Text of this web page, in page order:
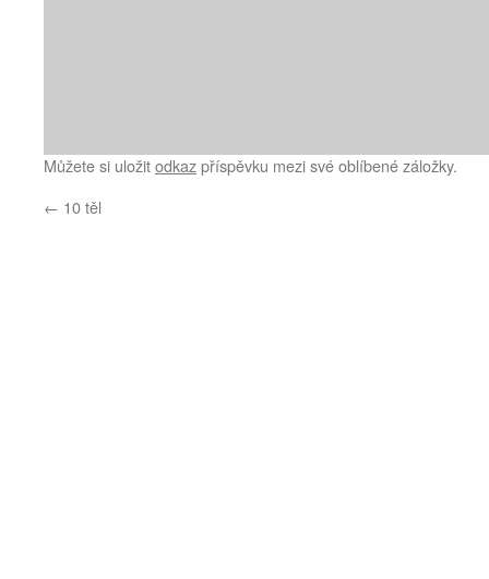
Můžete si uložitodkazpříspěvku mezi své oblíbené záložky.
← 10 těl